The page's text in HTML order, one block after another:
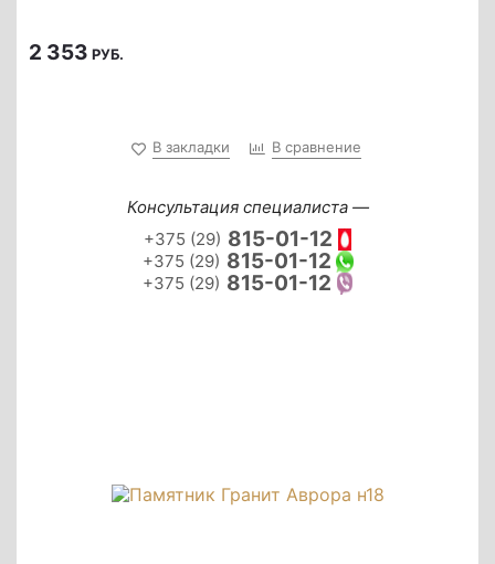
2 353 РУБ.
В закладки В сравнение
Консультация специалиста —
+375 (29) 815-01-12
+375 (29) 815-01-12
+375 (29) 815-01-12